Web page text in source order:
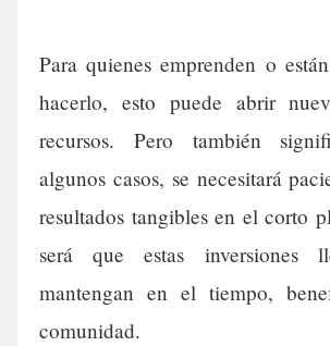
Para quienes emprenden o
hacerlo, esto puede abrir
recursos. Pero también
algunos casos, se necesitará
resultados tangibles en el corto
será que estas inversiones
mantengan en el tiempo,
comunidad.